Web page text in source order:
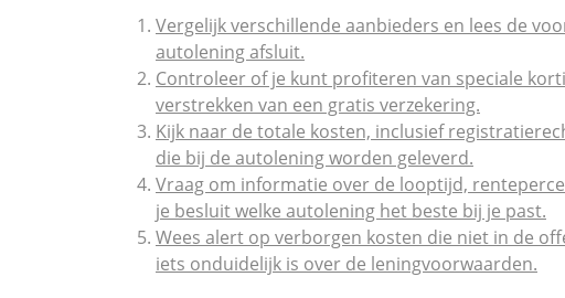
Vergelijk verschillende aanbieders en lees de
autolening afsluit.
Controleer of je kunt profiteren van speciale
verstrekken van een gratis verzekering.
Kijk naar de totale kosten, inclusief
die bij de autolening worden geleverd.
Vraag om informatie over de looptijd,
je besluit welke autolening het beste bij je past.
Wees alert op verborgen kosten die niet in de
iets onduidelijk is over de leningvoorwaarden.